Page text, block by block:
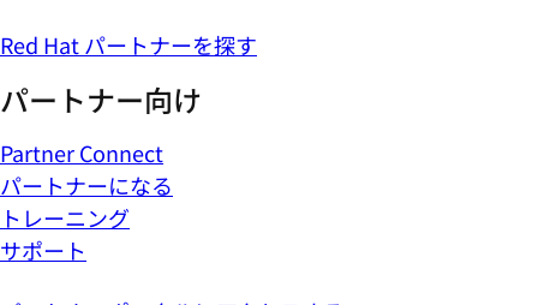
Red Hat パートナーを探す
パートナー向け
Partner Connect
パートナーになる
トレーニング
サポート